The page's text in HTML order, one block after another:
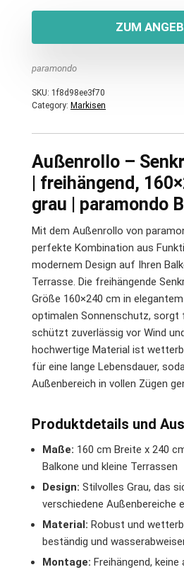
ZUM
paramondo
SKU: 1f8d98ee3f70
Category: Markisen
Außenrollo –
| freihängend,
grau | paramondo
Mit dem Außenrollo von
perfekte Kombination aus
modernem Design auf Ihren
Terrasse. Die freihängende
Größe 160×240 cm in
optimalen Sonnenschutz, sorgt
schützt zuverlässig vor Wind
hochwertige Material ist
für eine lange Lebensdauer,
Außenbereich in vollen Zügen
Produktdetails und
Maße: 160 cm Breite x 240
Balkone und kleine Terrassen
Design: Stilvolles Grau, das
verschiedene Außenbereiche
Material: Robust und
beständig und
Montage: Freihängend, keine